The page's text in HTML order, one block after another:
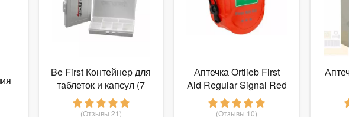
Be First Контейнер для
таблеток и капсул (7
отделений) (00566)
(Отзывы 21)
Аптечка Ortlieb First
Aid Regular Signal Red
р. Regular
(Отзывы 10)